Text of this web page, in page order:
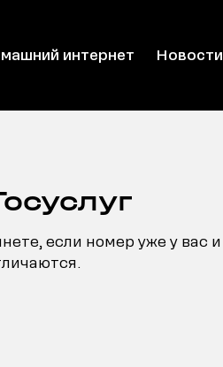
интернет Новости
если номер уже у вас и